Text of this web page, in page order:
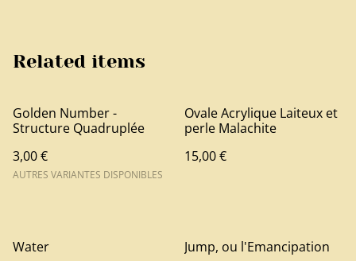
Related items
Golden Number -
Structure Quadruplée
3,00 €
AUTRES VARIANTES DISPONIBLES
Ovale Acrylique Laiteux et
perle Malachite
15,00 €
Water Jump, ou l'Emancipation